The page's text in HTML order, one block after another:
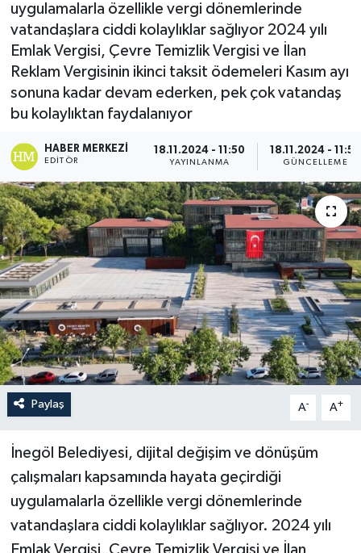
uygulamalarla özellikle vergi dönemlerinde
vatandaşlara ciddi kolaylıklar sağlıyor 2024 yılı
Emlak Vergisi, Çevre Temizlik Vergisi ve İlan
Reklam Vergisinin ikinci taksit ödemeleri Kasım ayı
sonuna kadar devam ederken, pek çok vatandaş
bu kolaylıktan faydalanıyor
HABER MERKEZI
EDITÖR
18.11.2024 - 11:50
YAYINLANMA
18.11.2024 - 11:55
GÜNCELLEME
Paylaş A- A+
İnegöl Belediyesi, dijital değişim ve dönüşüm
çalışmaları kapsamında hayata geçirdiği
uygulamalarla özellikle vergi dönemlerinde
vatandaşlara ciddi kolaylıklar sağlıyor. 2024 yılı
Emlak Vergisi, Çevre Temizlik Vergisi ve İlan